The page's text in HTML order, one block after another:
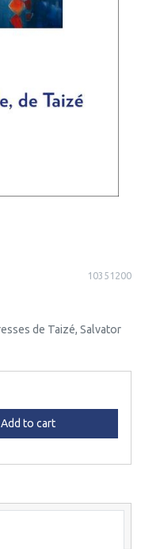
10351200
de Taizé, Salvator
Add to cart